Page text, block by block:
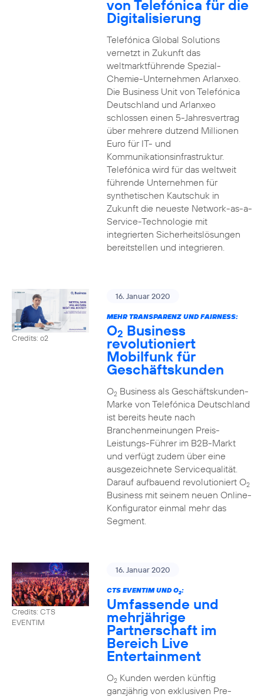
von Telefónica für die
Digitalisierung
Telefónica Global Solutions
vernetzt in Zukunft das
weltmarktführende Spezial-
Chemie-Unternehmen Arlanxeo.
Die Business Unit von Telefónica
Deutschland und Arlanxeo
schlossen einen 5-Jahresvertrag
über mehrere dutzend Millionen
Euro für IT- und
Kommunikationsinfrastruktur.
Telefónica wird für das weltweit
führende Unternehmen für
synthetischen Kautschuk in
Zukunft die neueste Network-as-a-
Service-Technologie mit
integrierten Sicherheitslösungen
bereitstellen und integrieren.
Credits: o2
16. Januar 2020
MEHR TRANSPARENZ UND FAIRNESS:
O2 Business
revolutioniert
Mobilfunk für
Geschäftskunden
O2Business als Geschäftskunden-
Marke von Telefónica Deutschland
ist bereits heute nach
Branchenmeinungen Preis-
Leistungs-Führer im B2B-Markt
und verfügt zudem über eine
ausgezeichnete Servicequalität.
Darauf aufbauend revolutioniert O2
Business mit seinem neuen Online-
Konfigurator einmal mehr das
Segment.
Credits: CTS
EVENTIM
16. Januar 2020
CTS EVENTIM UND O2:
Umfassende und
mehrjährige
Partnerschaft im
Bereich Live
Entertainment
O2Kunden werden künftig
ganzjährig von exklusiven Pre-